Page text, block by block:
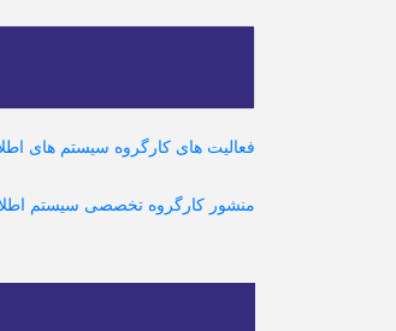
فعالیت های کارگروه سیستم های
منشور کارگروه تخصصی سیستم